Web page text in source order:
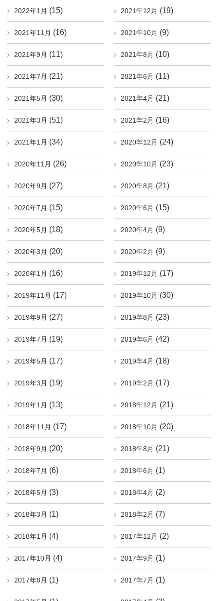
2022年1月 (15) 2021年12月 (19)
2021年11月 (16) 2021年10月 (9)
2021年9月 (11) 2021年8月 (10)
2021年7月 (21) 2021年6月 (11)
2021年5月 (30) 2021年4月 (21)
2021年3月 (51) 2021年2月 (16)
2021年1月 (34) 2020年12月 (24)
2020年11月 (26) 2020年10月 (23)
2020年9月 (27) 2020年8月 (21)
2020年7月 (15) 2020年6月 (15)
2020年5月 (18) 2020年4月 (9)
2020年3月 (20) 2020年2月 (9)
2020年1月 (16) 2019年12月 (17)
2019年11月 (17) 2019年10月 (30)
2019年9月 (27) 2019年8月 (23)
2019年7月 (19) 2019年6月 (42)
2019年5月 (17) 2019年4月 (18)
2019年3月 (19) 2019年2月 (17)
2019年1月 (13) 2018年12月 (21)
2018年11月 (17) 2018年10月 (20)
2018年9月 (20) 2018年8月 (21)
2018年7月 (6) 2018年6月 (1)
2018年5月 (3) 2018年4月 (2)
2018年3月 (1) 2018年2月 (7)
2018年1月 (4) 2017年12月 (2)
2017年10月 (4) 2017年9月 (1)
2017年8月 (1) 2017年7月 (1)